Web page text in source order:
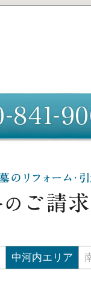
中河内エリア